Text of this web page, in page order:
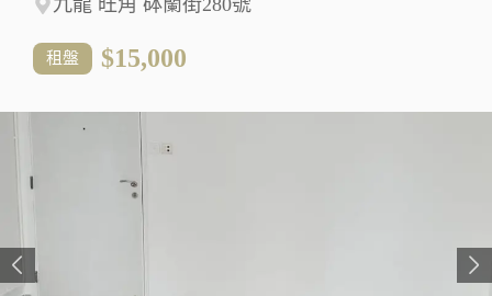
九龍 旺角 砵蘭街280號
租盤 $15,000